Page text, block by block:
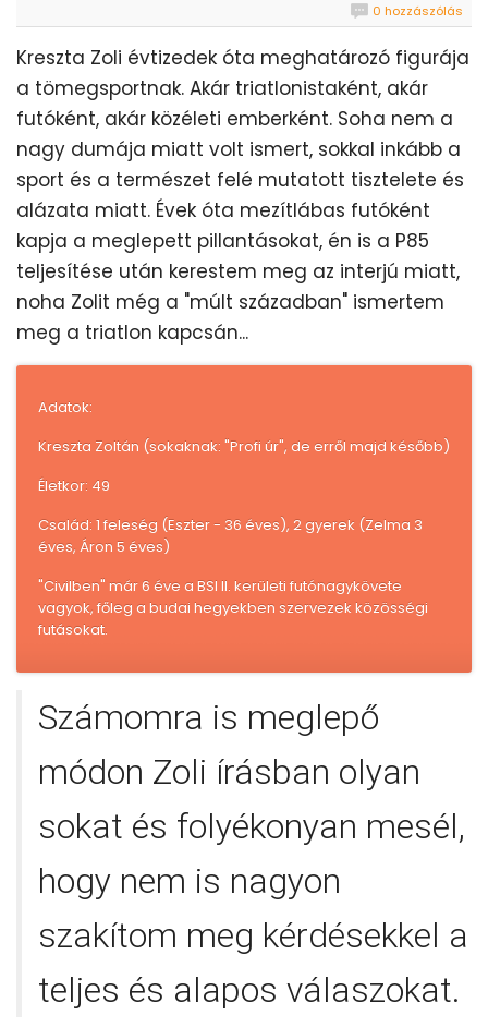
0 hozzászólás
Kreszta Zoli évtizedek óta meghatározó figurája
a tömegsportnak. Akár triatlonistaként, akár
futóként, akár közéleti emberként. Soha nem a
nagy dumája miatt volt ismert, sokkal inkább a
sport és a természet felé mutatott tisztelete és
alázata miatt. Évek óta mezítlábas futóként
kapja a meglepett pillantásokat, én is a P85
teljesítése után kerestem meg az interjú miatt,
noha Zolit még a "múlt században" ismertem
meg a triatlon kapcsán...
Adatok:
Kreszta Zoltán (sokaknak: "Profi úr", de erről majd később)
Életkor: 49
Család: 1 feleség (Eszter - 36 éves), 2 gyerek (Zelma 3
éves, Áron 5 éves)
"Civilben" már 6 éve a BSI II. kerületi futónagykövete
vagyok, főleg a budai hegyekben szervezek közösségi
futásokat.
Számomra is meglepő
módon Zoli írásban olyan
sokat és folyékonyan mesél,
hogy nem is nagyon
szakítom meg kérdésekkel a
teljes és alapos válaszokat.